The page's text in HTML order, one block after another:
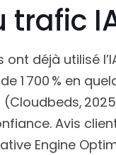
trafic
ont déjà utilisé
1 700 % en
Avis
Engine